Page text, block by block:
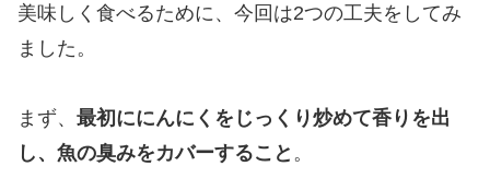
美味しく食べるために、今回は2つの工夫をしてみ
ました。
まず、 最初ににんにくをじっくり炒めて香りを出
し、魚の臭みをカバーすること 。